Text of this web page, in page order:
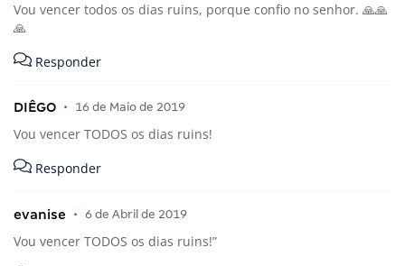
Vou vencer todos os dias ruins, porque confio no senhor. 🙏🙏
🙏
Responder
DIÊGO • 16 de Maio de 2019
Vou vencer TODOS os dias ruins!
Responder
evanise • 6 de Abril de 2019
Vou vencer TODOS os dias ruins!”